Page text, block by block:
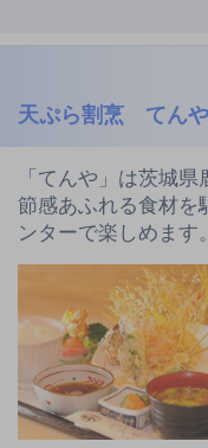
天ぷら割烹 てんや
「てんや」は茨城
節感あふれる食材を
ンターで楽しめま